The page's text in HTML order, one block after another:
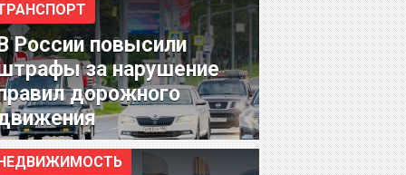
России повысили
за нарушение
дорожного